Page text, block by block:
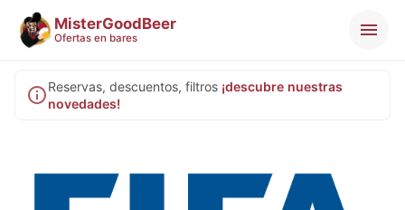
MisterGoodBeer
Ofertas en bares
Reservas, descuentos, filtros ¡descubre nuestras
novedades!